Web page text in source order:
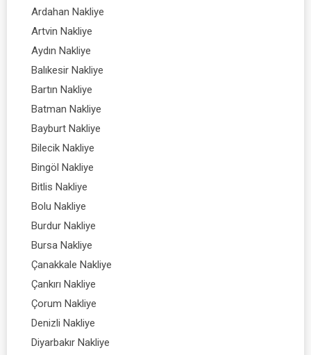
Ardahan Nakliye
Artvin Nakliye
Aydın Nakliye
Balıkesir Nakliye
Bartın Nakliye
Batman Nakliye
Bayburt Nakliye
Bilecik Nakliye
Bingöl Nakliye
Bitlis Nakliye
Bolu Nakliye
Burdur Nakliye
Bursa Nakliye
Çanakkale Nakliye
Çankırı Nakliye
Çorum Nakliye
Denizli Nakliye
Diyarbakır Nakliye